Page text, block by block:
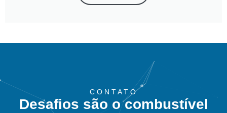
CONTATO
Desafios são o combustível